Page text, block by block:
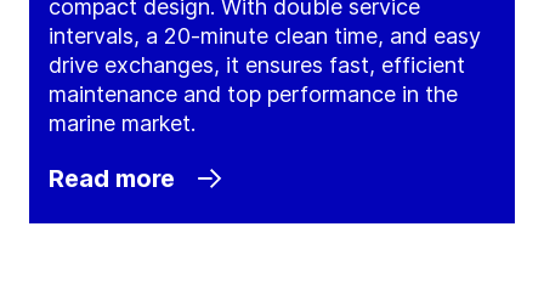
compact design. With double service
intervals, a 20-minute clean time, and easy
drive exchanges, it ensures fast, efficient
maintenance and top performance in the
marine market.
Read more